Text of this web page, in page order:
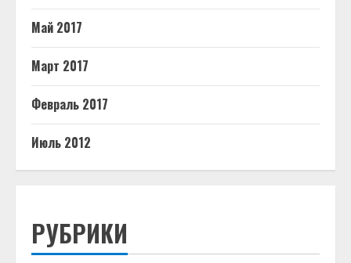
Май 2017
Март 2017
Февраль 2017
Июль 2012
РУБРИКИ